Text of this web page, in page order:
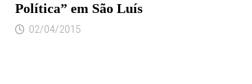
Política” em São Luís
02/04/2015